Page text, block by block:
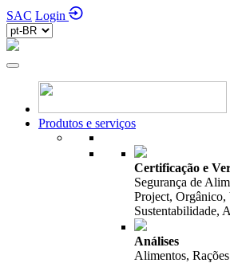
SAC Login
Produtos e serviços
Certificação e
Segurança de
Project, Orgânico,
Sustentabilidade,
Análises
Alimentos,